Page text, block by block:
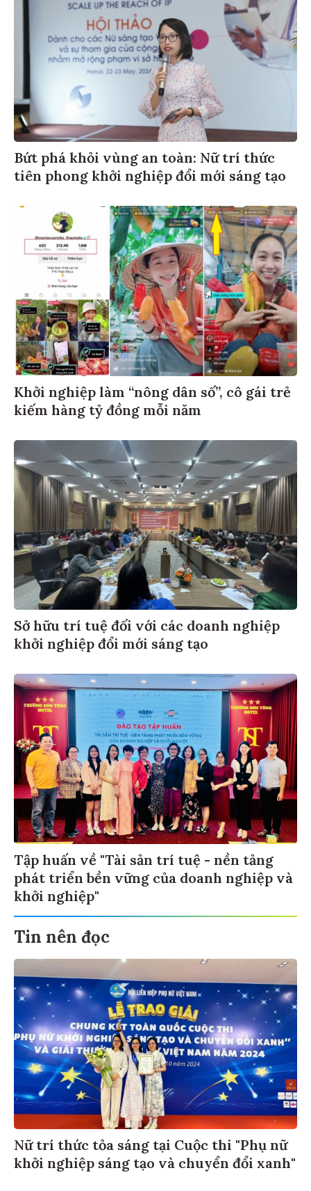
Bứt phá khỏi vùng an toàn: Nữ trí thức
tiên phong khởi nghiệp đổi mới sáng tạo
Khởi nghiệp làm “nông dân số”, cô gái trẻ
kiếm hàng tỷ đồng mỗi năm
Sở hữu trí tuệ đối với các doanh nghiệp
khởi nghiệp đổi mới sáng tạo
Tập huấn về "Tài sản trí tuệ - nền tảng
phát triển bền vững của doanh nghiệp và
khởi nghiệp"
Tin nên đọc
Nữ trí thức tỏa sáng tại Cuộc thi "Phụ nữ
khởi nghiệp sáng tạo và chuyển đổi xanh"